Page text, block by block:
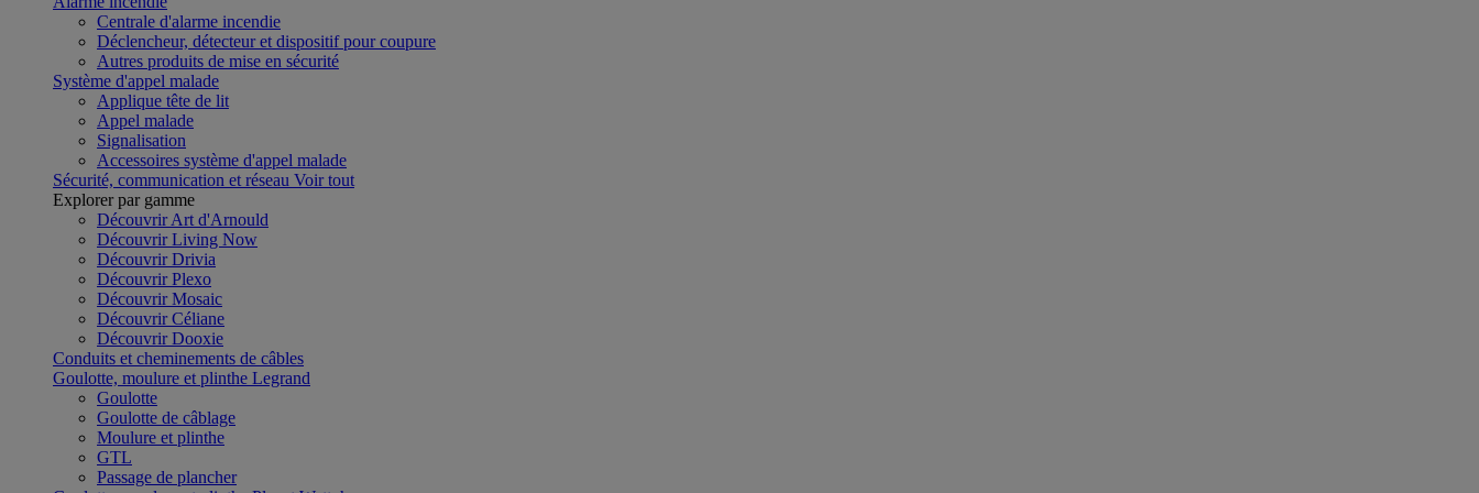
Centrale d'alarme incendie
Déclencheur, détecteur et dispositif pour coupure
Autres produits de mise en sécurité
Système d'appel malade
Applique tête de lit
Appel malade
Signalisation
Accessoires système d'appel malade
Sécurité, communication et réseau Voir tout
Explorer par gamme
Découvrir Art d'Arnould
Découvrir Living Now
Découvrir Drivia
Découvrir Plexo
Découvrir Mosaic
Découvrir Céliane
Découvrir Dooxie
Conduits et cheminements de câbles
Goulotte, moulure et plinthe Legrand
Goulotte
Goulotte de câblage
Moulure et plinthe
GTL
Passage de plancher